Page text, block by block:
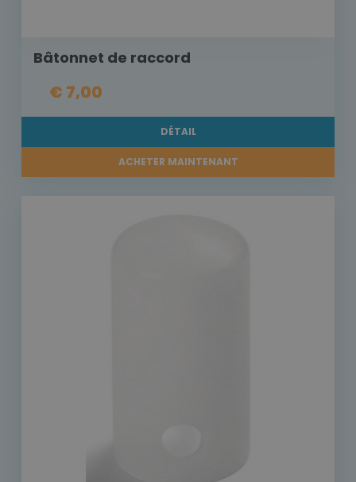
Bâtonnet de raccord
€ 7,00
DÉTAIL
ACHETER MAINTENANT